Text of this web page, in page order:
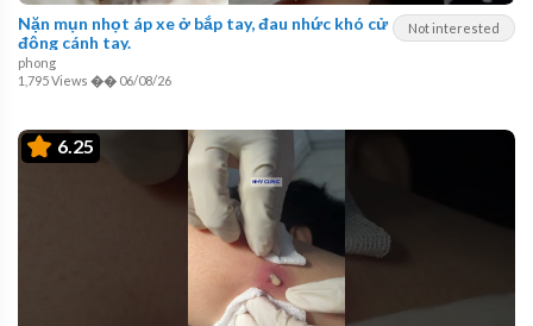
Not interested
Nặn mụn nhọt áp xe ở bắp tay, đau nhức khó cử
động cánh tay.
phong
1,795 Views �� 06/08/26
6.25